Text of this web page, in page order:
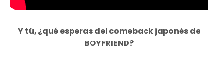
Y tú, ¿qué esperas del comeback japonés de
BOYFRIEND?